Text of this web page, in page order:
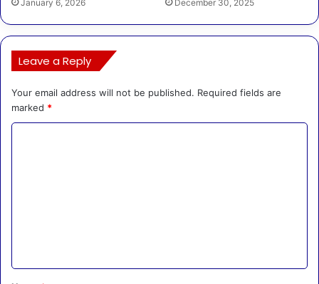
January 6, 2026 December 30, 2025
Leave a Reply
Your email address will not be published. Required fields are
marked *